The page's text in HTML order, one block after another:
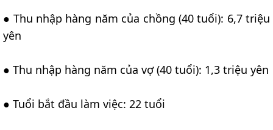
● Thu nhập hàng năm của chồng (40 tuổi): 6,7 triệu
yên
● Thu nhập hàng năm của vợ (40 tuổi): 1,3 triệu yên
● Tuổi bắt đầu làm việc: 22 tuổi